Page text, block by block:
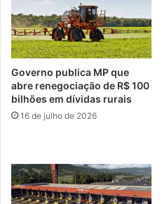
Governo publica MP que
abre renegociação de R$ 100
bilhões em dívidas rurais
16 de julho de 2026